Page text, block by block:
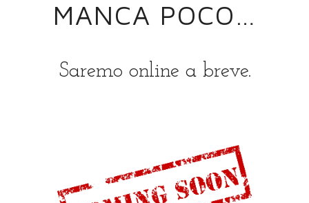
MANCA POCO…
Saremo online a breve.